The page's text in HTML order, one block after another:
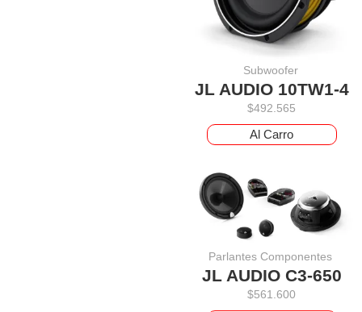
Subwoofer
JL AUDIO 10TW1-4
$492.565
Al Carro
Parlantes Componentes
JL AUDIO C3-650
$561.600